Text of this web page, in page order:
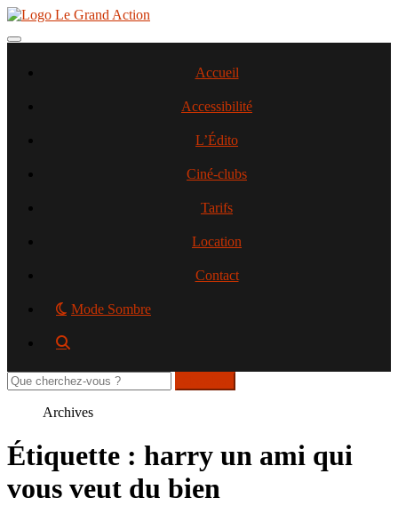
Aller
contenu
Toggle navigation
Accueil
Accessibilité
L’Édito
Ciné-clubs
Tarifs
Location
Contact
Mode Sombre
Rechercher
sur
Archives
Étiquette : harry un ami qui
vous veut du bien